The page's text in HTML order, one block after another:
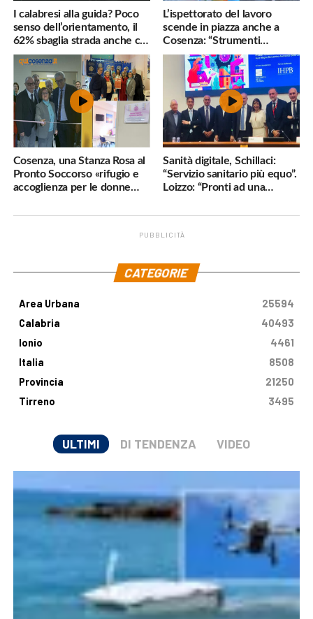
I calabresi alla guida? Poco
senso dell’orientamento, il
62% sbaglia strada anche col
navigatore
L’ispettorato del lavoro
scende in piazza anche a
Cosenza: “Strumenti
inadeguati al nostro lavoro”
Cosenza, una Stanza Rosa al
Pronto Soccorso «rifugio e
accoglienza per le donne
Sanità digitale, Schillaci:
“Servizio sanitario più equo”.
Loizzo: “Pronti ad una
Terapie Digitali”
PUBBLICITÀ
CATEGORIE
Area Urbana
25594
Calabria
40493
Ionio
4461
Italia
8508
Provincia
21250
Tirreno
3495
ULTIMI DI TENDENZA VIDEO